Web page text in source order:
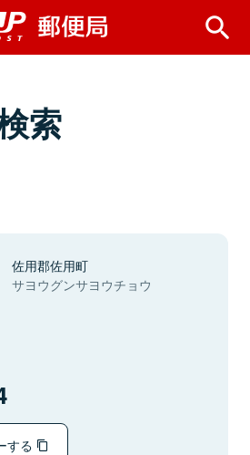
索
佐用郡佐用町
サヨウグンサヨウチョウ
する